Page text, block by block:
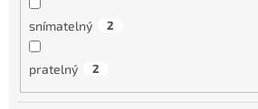
snímatelný 2
pratelný 2